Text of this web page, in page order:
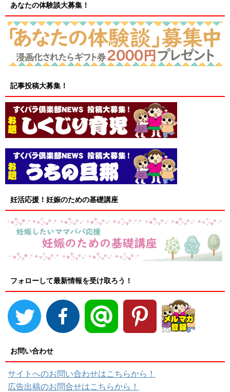
あなたの体験談大募集！
記事投稿大募集！
妊活応援！妊娠のための基礎講座
フォローして最新情報を受け取ろう！
お問い合わせ
サイトへのお問い合わせはこちらから！
広告出稿のお問合せはこちらから！